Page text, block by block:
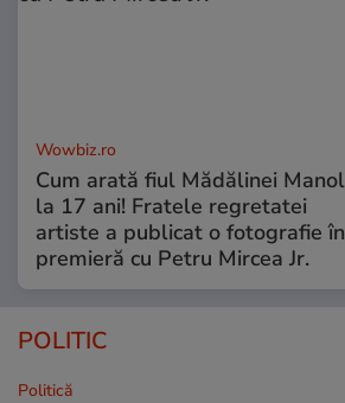
Wowbiz.ro
Cum arată fiul Mădălinei
la 17 ani! Fratele regretatei
artiste a publicat o fotografie în
premieră cu Petru Mircea Jr.
POLITIC
Politică